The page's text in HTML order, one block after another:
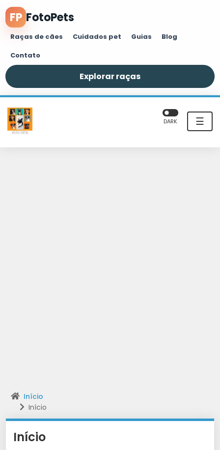
FP FotoPets
Raças de cães Cuidados pet Guias
Blog
Contato
Explorar raças
☰
DARK
Início
Início
Início